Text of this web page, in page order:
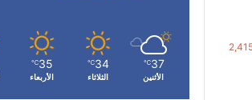
37
℃
الأثنين
34
℃
الثلاثاء
35
℃
الأربعاء